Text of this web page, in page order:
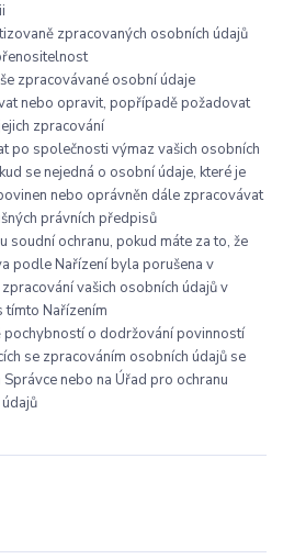
zpracovaných osobních údajů
zpracovávané osobní údaje
nebo opravit, popřípadě požadovat
zpracování
po společnosti výmaz vašich osobních
se nejedná o osobní údaje, které je
nebo oprávněn dále zpracovávat
právních předpisů
soudní ochranu, pokud máte za to, že
podle Nařízení byla porušena v
vašich osobních údajů v
tímto Nařízením
pochybností o dodržování povinností
se zpracováním osobních údajů se
nebo na Úřad pro ochranu